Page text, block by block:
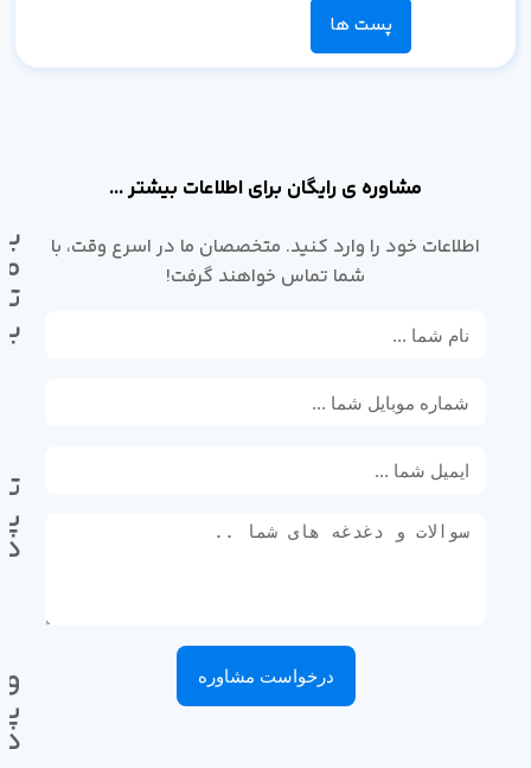
پست ها
مشاوره ی رایگان برای اطلاعات بیشتر ...
اطلاعات خود را وارد کنید. متخصصان ما در اسرع وقت، با
شما تماس خواهند گرفت!
درخواست مشاوره
با